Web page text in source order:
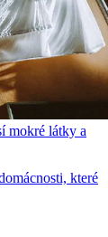
mokré látky a
které